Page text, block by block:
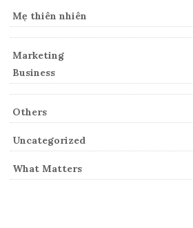
Mẹ thiên nhiên
Marketing
Business
Others
Uncategorized
What Matters